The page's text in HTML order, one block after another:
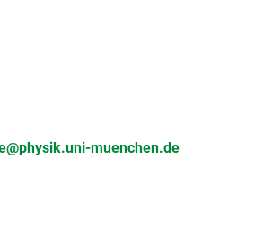
muenchen.de